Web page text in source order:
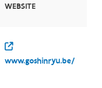
WEBSITE
www.goshinryu.be/